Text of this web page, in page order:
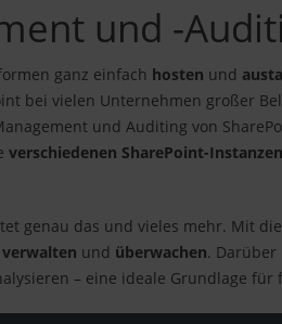
und -
ganz einfach hosten und
bei vielen Unternehmen großer
und Auditing von
verschiedenen SharePoint-Instanzen
genau das und vieles mehr. Mit
und überwachen. Darüber
– eine ideale Grundlage